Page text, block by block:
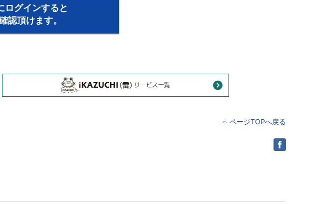
ログインすると
認頂けます。
ページTOPへ戻る